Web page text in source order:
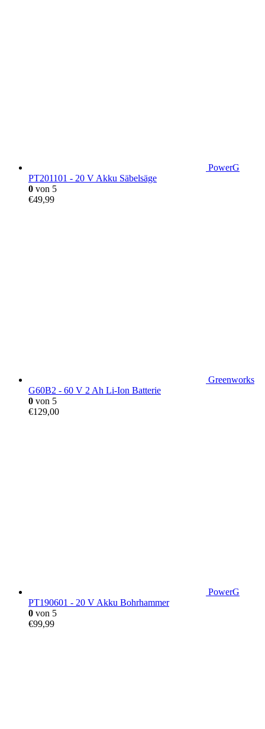
PowerG
PT201101 - 20 V Akku Säbelsäge
0 von 5
€49,99
Greenworks
G60B2 - 60 V 2 Ah Li-Ion Batterie
0 von 5
€129,00
PowerG
PT190601 - 20 V Akku Bohrhammer
0 von 5
€99,99